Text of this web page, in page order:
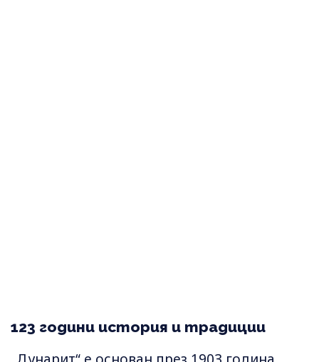
123 години история и традиции